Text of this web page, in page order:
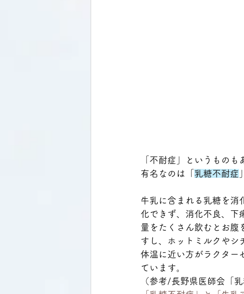
「不耐症」というものも
有名なのは「 乳糖不耐症
牛乳に含まれる乳糖を消
化できず、消化不良、下
量をたくさん飲むとお腹
すし、ホットミルクやシ
体温に近い方がラクター
ています。
（参考/長野県医師会「